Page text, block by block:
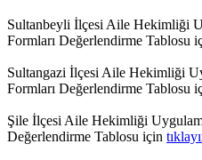
Sultanbeyli İlçesi Aile Hekimliği
Formları Değerlendirme Tablosu
Sultangazi İlçesi Aile Hekimliği
Formları Değerlendirme Tablosu
Şile İlçesi Aile Hekimliği
Değerlendirme Tablosu için